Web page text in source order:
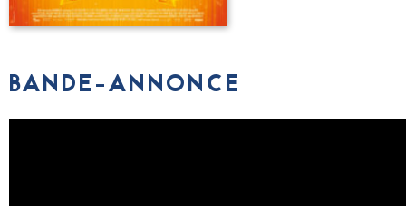
BANDE-ANNONCE